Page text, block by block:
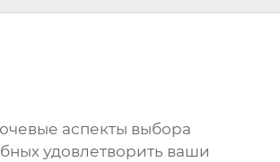
аспекты выбора
удовлетворить ваши